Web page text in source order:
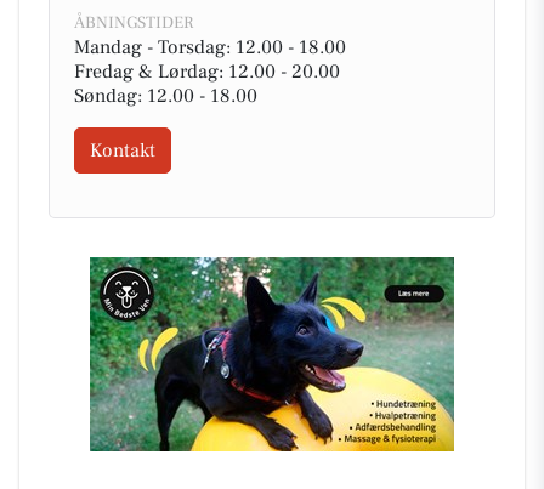
ÅBNINGSTIDER
Mandag - Torsdag: 12.00 - 18.00
Fredag & Lørdag: 12.00 - 20.00
Søndag: 12.00 - 18.00
Kontakt